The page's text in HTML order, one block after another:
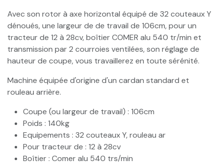
Avec son rotor à axe horizontal équipé de 32 couteaux Y
dénoués, une largeur de de travail de 106cm, pour un
tracteur de 12 à 28cv, boîtier COMER alu 540 tr/min et
transmission par 2 courroies ventilées, son réglage de
hauteur de coupe, vous travaillerez en toute sérénité.
Machine équipée d'origine d'un cardan standard et
rouleau arrière.
Coupe (ou largeur de travail) : 106cm
Poids : 140kg
Equipements : 32 couteaux Y, rouleau ar
Pour tracteur de : 12 à 28cv
Boîtier : Comer alu 540 trs/min